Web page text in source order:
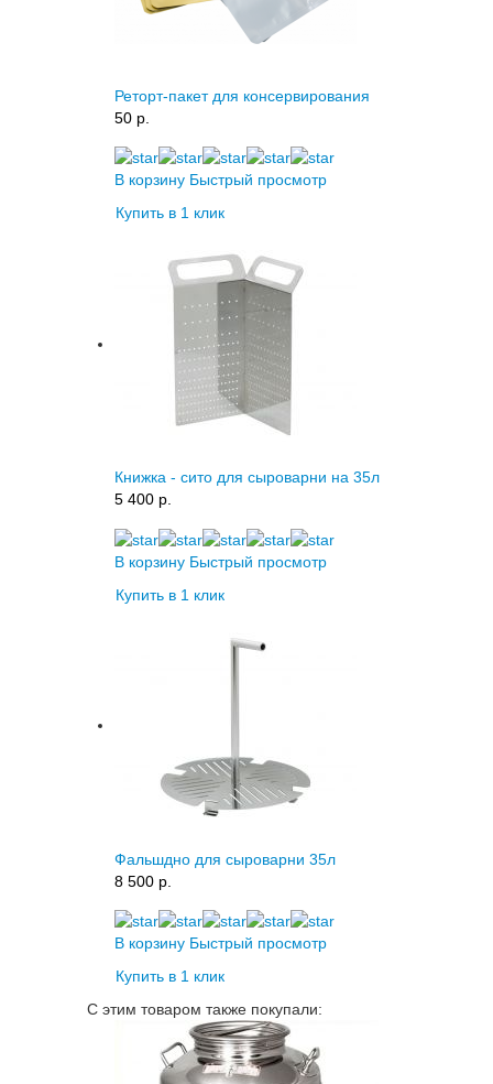
Реторт-пакет для консервирования
50 p.
В корзину Быстрый просмотр
Купить в 1 клик
Книжка - сито для сыроварни на 35л
5 400 p.
В корзину Быстрый просмотр
Купить в 1 клик
Фальшдно для сыроварни 35л
8 500 p.
В корзину Быстрый просмотр
Купить в 1 клик
С этим товаром также покупали: